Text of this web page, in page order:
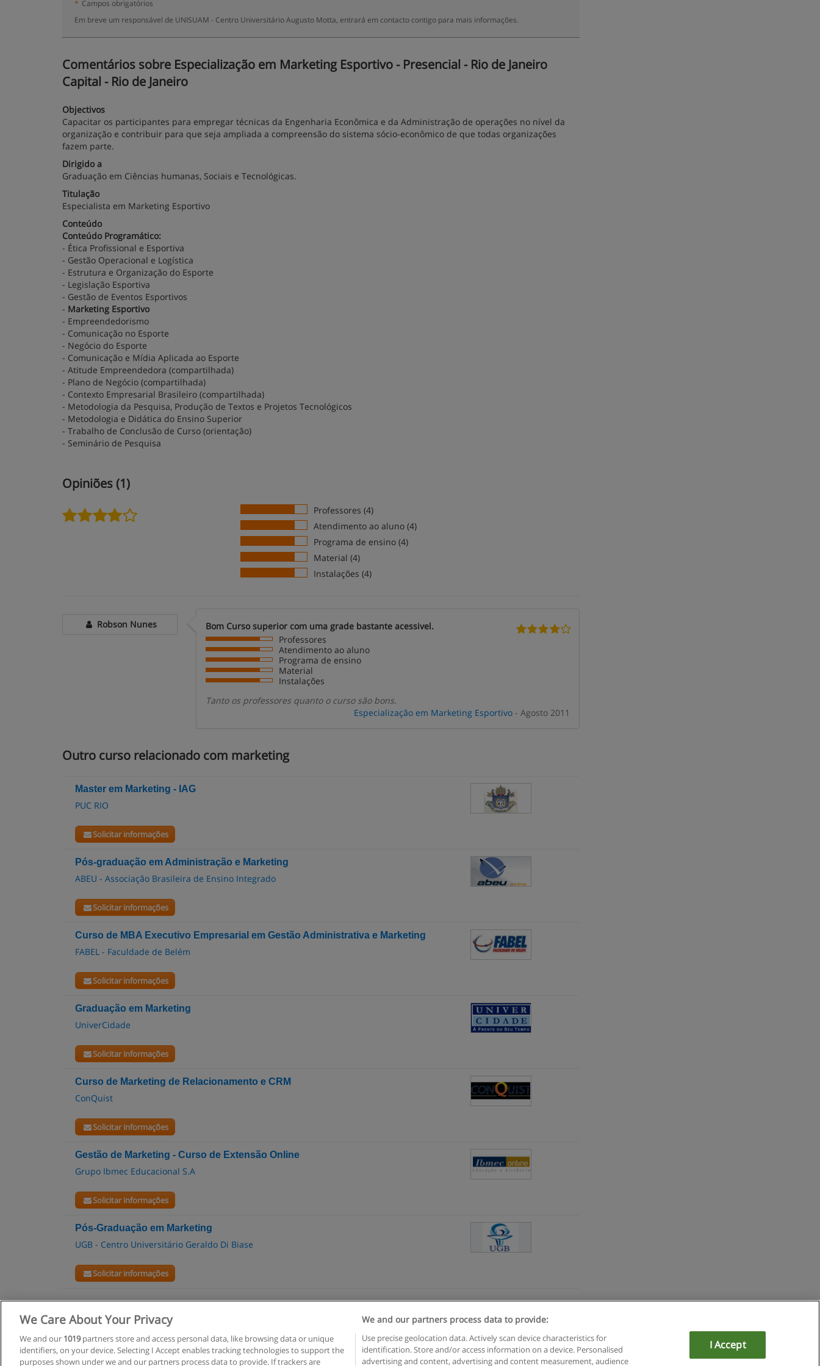
* Campos obrigatórios
Em breve um responsável de UNISUAM - Centro Universitário Augusto Motta, entrará em contacto contigo para mais informações.
Comentários sobre Especialização em Marketing Esportivo - Presencial - Rio de Janeiro
Capital - Rio de Janeiro
Objectivos
Capacitar os participantes para empregar técnicas da Engenharia Econômica e da Administração de operações no nível da
organização e contribuir para que seja ampliada a compreensão do sistema sócio-econômico de que todas organizações
fazem parte.
Dirigido a
Graduação em Ciências humanas, Sociais e Tecnológicas.
Titulação
Especialista em Marketing Esportivo
Conteúdo
Conteúdo Programático:
- Ética Profissional e Esportiva
- Gestão Operacional e Logística
- Estrutura e Organização do Esporte
- Legislação Esportiva
- Gestão de Eventos Esportivos
- Marketing Esportivo
- Empreendedorismo
- Comunicação no Esporte
- Negócio do Esporte
- Comunicação e Mídia Aplicada ao Esporte
- Atitude Empreendedora (compartilhada)
- Plano de Negócio (compartilhada)
- Contexto Empresarial Brasileiro (compartilhada)
- Metodologia da Pesquisa, Produção de Textos e Projetos Tecnológicos
- Metodologia e Didática do Ensino Superior
- Trabalho de Conclusão de Curso (orientação)
- Seminário de Pesquisa
Opiniões (1)
Professores (4)
Atendimento ao aluno (4)
Programa de ensino (4)
Material (4)
Instalações (4)
Robson Nunes
Bom Curso superior com uma grade bastante acessivel.
Professores
Atendimento ao aluno
Programa de ensino
Material
Instalações
Tanto os professores quanto o curso são bons.
Especialização em Marketing Esportivo- Agosto 2011
Outro curso relacionado com marketing
Master em Marketing - IAG
PUC RIO
Solicitar informações
Pós-graduação em Administração e Marketing
ABEU - Associação Brasileira de Ensino Integrado
Solicitar informações
Curso de MBA Executivo Empresarial em Gestão Administrativa e Marketing
FABEL - Faculdade de Belém
Solicitar informações
Graduação em Marketing
UniverCidade
Solicitar informações
Curso de Marketing de Relacionamento e CRM
ConQuist
Solicitar informações
Gestão de Marketing - Curso de Extensão Online
Grupo Ibmec Educacional S.A
Solicitar informações
Pós-Graduação em Marketing
UGB - Centro Universitário Geraldo Di Biase
Solicitar informações
Copyright © Educaedu Business S.L. - CIF : B-95610580: -www.educaedu-brasil.com
We Care About Your Privacy
We and our 1019partners store and access personal data, like browsing data or unique
identifiers, on your device. Selecting I Accept enables tracking technologies to support the
purposes shown under we and our partners process data to provide. If trackers are
We and our partners process data to provide:
Use precise geolocation data. Actively scan device characteristics for
identification. Store and/or access information on a device. Personalised
advertising and content, advertising and content measurement, audience
I Accept